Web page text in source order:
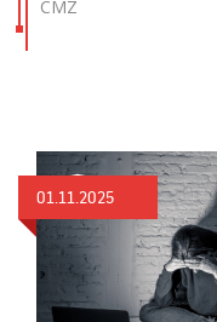
CMZ
01.11.2025